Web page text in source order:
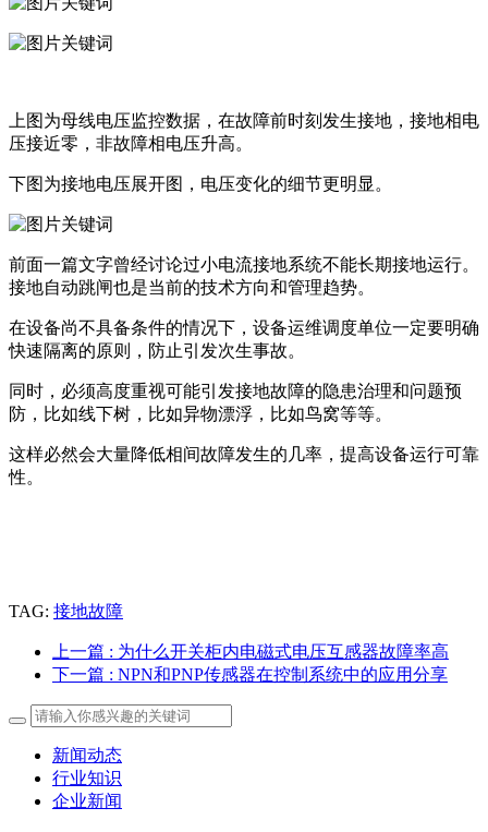
上图为母线电压监控数据，在故障前时刻发生接地，接地相电
压接近零，非故障相电压升高。
下图为接地电压展开图，电压变化的细节更明显。
前面一篇文字曾经讨论过小电流接地系统不能长期接地运行。
接地自动跳闸也是当前的技术方向和管理趋势。
在设备尚不具备条件的情况下，设备运维调度单位一定要明确
快速隔离的原则，防止引发次生事故。
同时，必须高度重视可能引发接地故障的隐患治理和问题预
防，比如线下树，比如异物漂浮，比如鸟窝等等。
这样必然会大量降低相间故障发生的几率，提高设备运行可靠
性。
TAG: 接地故障
上一篇 : 为什么开关柜内电磁式电压互感器故障率高
下一篇 : NPN和PNP传感器在控制系统中的应用分享
新闻动态
行业知识
企业新闻